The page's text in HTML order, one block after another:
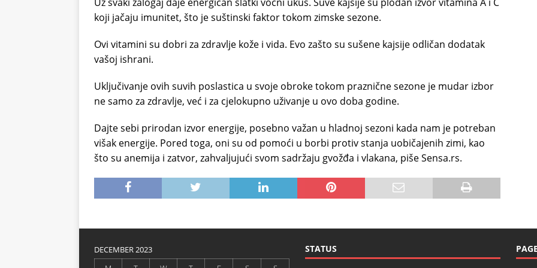
koji jačaju imunitet, što je suštinski faktor tokom zimske sezone.
Ovi vitamini su dobri za zdravlje kože i vida. Evo zašto su sušene kajsije odličan dodatak
vašoj ishrani.
Uključivanje ovih suvih poslastica u svoje obroke tokom praznične sezone je mudar izbor
ne samo za zdravlje, već i za cjelokupno uživanje u ovo doba godine.
Dajte sebi prirodan izvor energije, posebno važan u hladnoj sezoni kada nam je potreban
višak energije. Pored toga, oni su od pomoći u borbi protiv stanja uobičajenih zimi, kao
što su anemija i zatvor, zahvaljujući svom sadržaju gvožđa i vlakana, piše Sensa.rs.
DECEMBER 2023
STATUS